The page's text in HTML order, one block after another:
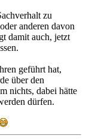
zu
anderen davon
damit auch, jetzt
geführt hat,
über den
nichts, dabei hätte
dürfen.